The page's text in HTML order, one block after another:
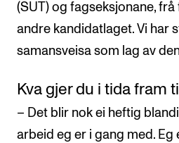
(SUT) og fagseksjonane,
andre kandidatlaget. Vi har
samansveisa som lag av
Kva gjer du i tida fram
– Det blir nok ei heftig
arbeid eg er i gang med.